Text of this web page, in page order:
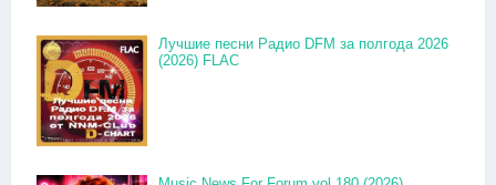
Лучшие песни Радио DFM за полгода 2026
(2026) FLAC